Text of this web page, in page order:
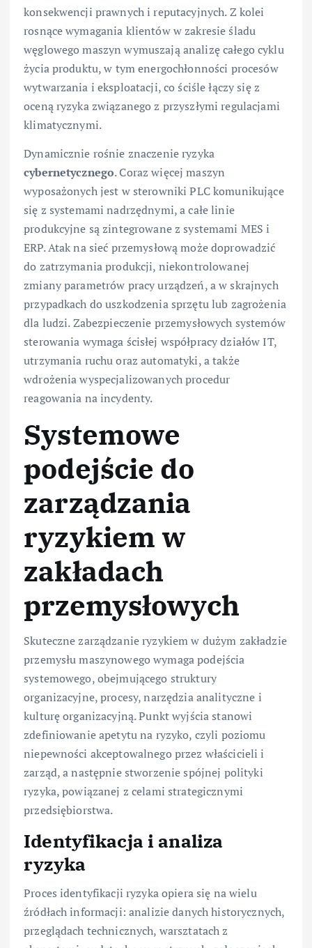
konsekwencji prawnych i reputacyjnych. Z kolei
rosnące wymagania klientów w zakresie śladu
węglowego maszyn wymuszają analizę całego cyklu
życia produktu, w tym energochłonności procesów
wytwarzania i eksploatacji, co ściśle łączy się z
oceną ryzyka związanego z przyszłymi regulacjami
klimatycznymi.
Dynamicznie rośnie znaczenie ryzyka
cybernetycznego. Coraz więcej maszyn
wyposażonych jest w sterowniki PLC komunikujące
się z systemami nadrzędnymi, a całe linie
produkcyjne są zintegrowane z systemami MES i
ERP. Atak na sieć przemysłową może doprowadzić
do zatrzymania produkcji, niekontrolowanej
zmiany parametrów pracy urządzeń, a w skrajnych
przypadkach do uszkodzenia sprzętu lub zagrożenia
dla ludzi. Zabezpieczenie przemysłowych systemów
sterowania wymaga ścisłej współpracy działów IT,
utrzymania ruchu oraz automatyki, a także
wdrożenia wyspecjalizowanych procedur
reagowania na incydenty.
Systemowe
podejście do
zarządzania
ryzykiem w
zakładach
przemysłowych
Skuteczne zarządzanie ryzykiem w dużym zakładzie
przemysłu maszynowego wymaga podejścia
systemowego, obejmującego struktury
organizacyjne, procesy, narzędzia analityczne i
kulturę organizacyjną. Punkt wyjścia stanowi
zdefiniowanie apetytu na ryzyko, czyli poziomu
niepewności akceptowalnego przez właścicieli i
zarząd, a następnie stworzenie spójnej polityki
ryzyka, powiązanej z celami strategicznymi
przedsiębiorstwa.
Identyfikacja i analiza
ryzyka
Proces identyfikacji ryzyka opiera się na wielu
źródłach informacji: analizie danych historycznych,
przeglądach technicznych, warsztatach z